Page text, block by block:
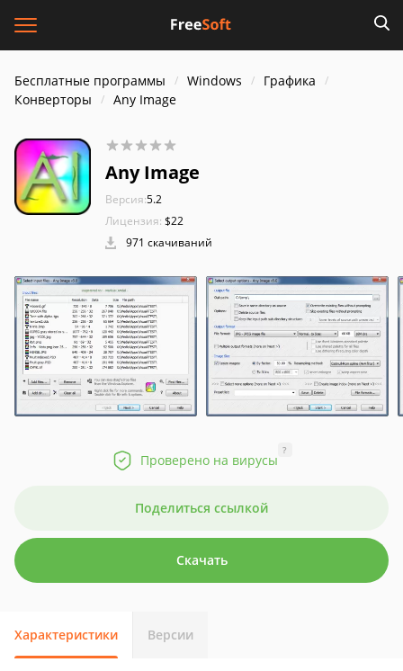
Бесплатные программы Windows
Графика
Конверторы
Any Image
Any Image
Версия:5.2
Лицензия: $22
971 скачиваний
Проверено на вирусы
?
Поделиться ссылкой
Скачать
Характеристики Версии